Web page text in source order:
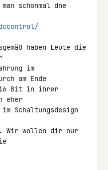
schonmal dne
haben Leute die
im
am Ende
16 Bit in ihrer
eher
Schaltungsdesign
Wir wollen dir nur